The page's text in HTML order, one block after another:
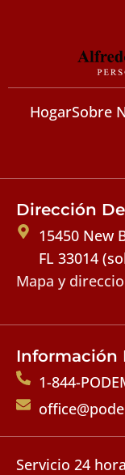
HogarSobre
Dirección
15450 New
FL 33014
Mapa y
Información
1-844-
Servicio 24